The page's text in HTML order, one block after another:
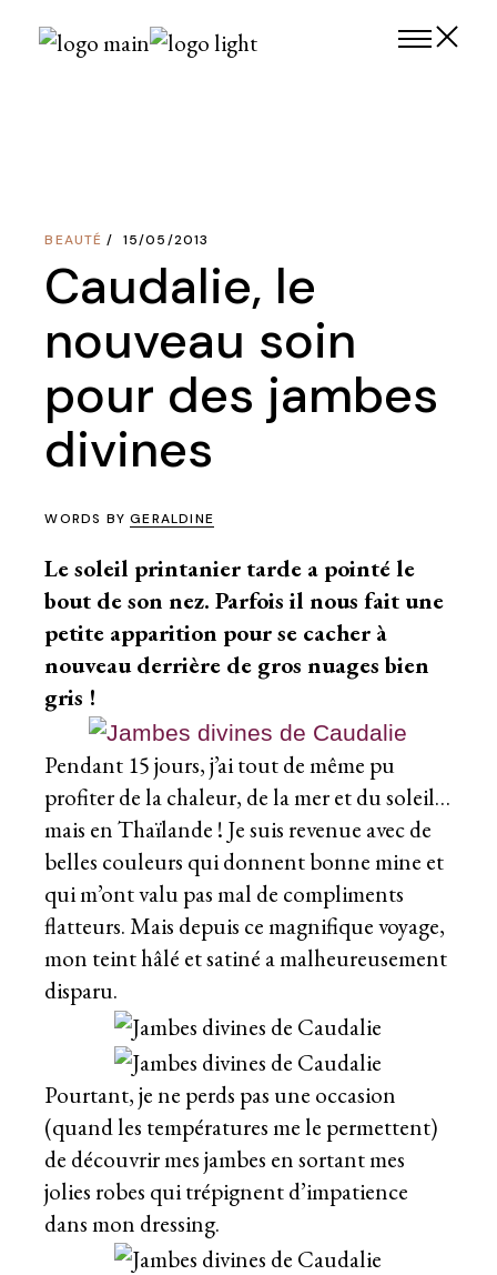
BEAUTÉ 15/05/2013
Caudalie, le
nouveau soin
pour des jambes
divines
WORDS BYGERALDINE
Le soleil printanier tarde a pointé le
bout de son nez. Parfois il nous fait une
petite apparition pour se cacher à
nouveau derrière de gros nuages bien
gris !
Pendant 15 jours, j’ai tout de même pu
profiter de la chaleur, de la mer et du soleil…
mais enThaïlande ! Je suis revenue avec de
belles couleurs qui donnent bonne mine et
qui m’ont valu pas mal de compliments
flatteurs. Mais depuis ce magnifique voyage,
mon teint hâlé et satiné a malheureusement
disparu.
Pourtant, je ne perds pas une occasion
(quand les températures me le permettent)
de découvrir mes jambes en sortant mes
jolies robes qui trépignent d’impatience
dans mon dressing.